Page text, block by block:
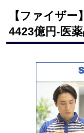
【ファイザ
4423億円‐医